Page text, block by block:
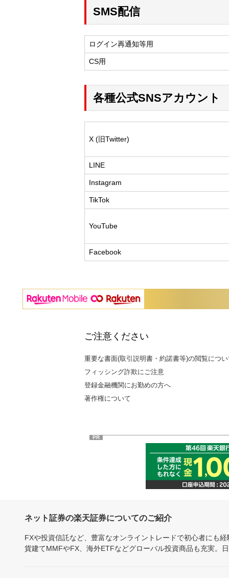
SMS配信
ログイン再通知等用
CS用
各種公式SNSアカウント
X (旧Twitter)
LINE
Instagram
TikTok
YouTube
Facebook
ご注意ください
重要な書面(取引説明書・約諾書等)の閲覧につ
フィッシング詐欺にご注意
登録金融機関にお勤めの方へ
著作権について
PR
ネット証券の楽天証券についてのご紹介
FXや投資信託など、豊富なオンライントレードで初心者にも
貨建てMMFやFX、海外ETFなどグローバル投資商品も充実。